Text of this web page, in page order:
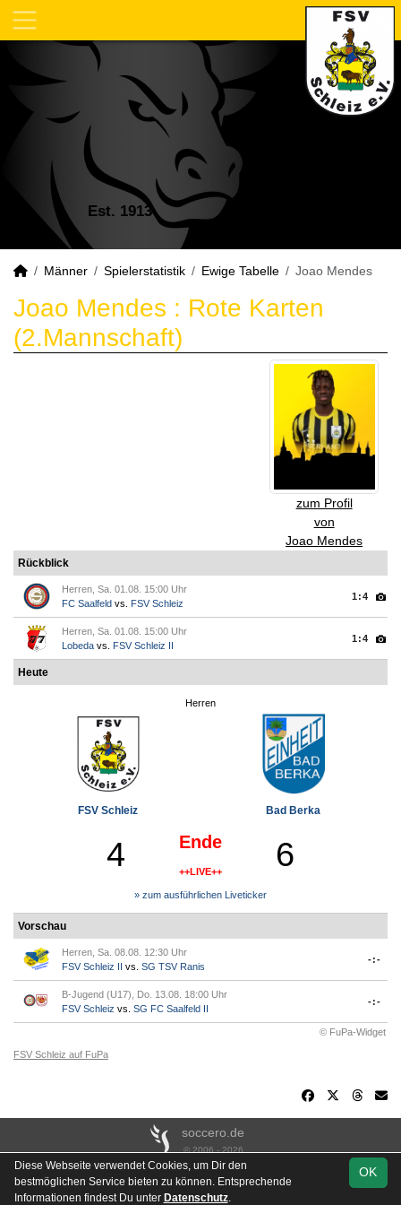
Est. 1913
Männer Spielerstatistik Ewige Tabelle Joao Mendes
Joao Mendes : Rote Karten
(2.Mannschaft)
zum Profil
von
Joao Mendes
Rückblick
Herren, Sa. 01.08. 15:00 Uhr
FC Saalfeld vs. FSV Schleiz
1:4
Herren, Sa. 01.08. 15:00 Uhr
Lobeda vs. FSV Schleiz II
1:4
Heute
Herren
FSV Schleiz Bad Berka
4 Ende
++LIVE++ 6
» zum ausführlichen Liveticker
Vorschau
Herren, Sa. 08.08. 12:30 Uhr
FSV Schleiz II vs. SG TSV Ranis
-:-
B-Jugend (U17), Do. 13.08. 18:00 Uhr
FSV Schleiz vs. SG FC Saalfeld II
-:-
© FuPa-Widget
FSV Schleiz auf FuPa
soccero.de
© 2006 - 2026
Besucherstatistik Kontakt Impressum Links
Datenschutz
Stadion- & Hausordnung
Gästebuch
OK
Diese Webseite verwendet Cookies, um Dir den
bestmöglichen Service bieten zu können. Entsprechende
Informationen findest Du unter Datenschutz.